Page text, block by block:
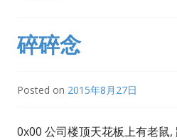
碎碎念
Posted on 2015年8月27日
0x00 公司楼顶天花板上有老鼠